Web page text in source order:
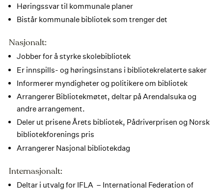
Høringssvar til kommunale planer
Bistår kommunale bibliotek som trenger det
Nasjonalt:
Jobber for å styrke skolebibliotek
Er innspills- og høringsinstans i bibliotekrelaterte saker
Informerer myndigheter og politikere om bibliotek
Arrangerer Bibliotekmøtet, deltar på Arendalsuka og
andre arrangement.
Deler ut prisene Årets bibliotek, Pådriverprisen og Norsk
bibliotekforenings pris
Arrangerer Nasjonal bibliotekdag
Internasjonalt:
Deltar i utvalg for IFLA – International Federation of